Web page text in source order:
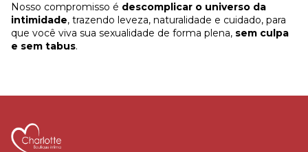
Nosso compromisso é descomplicar o universo da
intimidade, trazendo leveza, naturalidade e cuidado, para
que você viva sua sexualidade de forma plena, sem culpa
e sem tabus.